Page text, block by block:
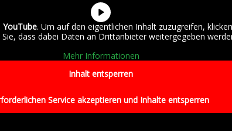
YouTube. Um auf den eigentlichen Inhalt zuzugreifen,
dass dabei Daten an Drittanbieter weitergegeben
Mehr Informationen
Inhalt entsperren
Service akzeptieren und Inhalte entsperren